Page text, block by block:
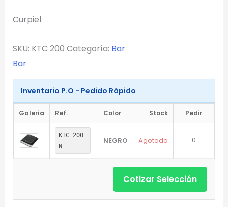
Curpiel
SKU: KTC 200 Categoría: Bar
Bar
Inventario P.O - Pedido Rápido
Galería Ref. Color Stock Pedir
KTC 200
N
NEGRO Agotado
Cotizar Selección